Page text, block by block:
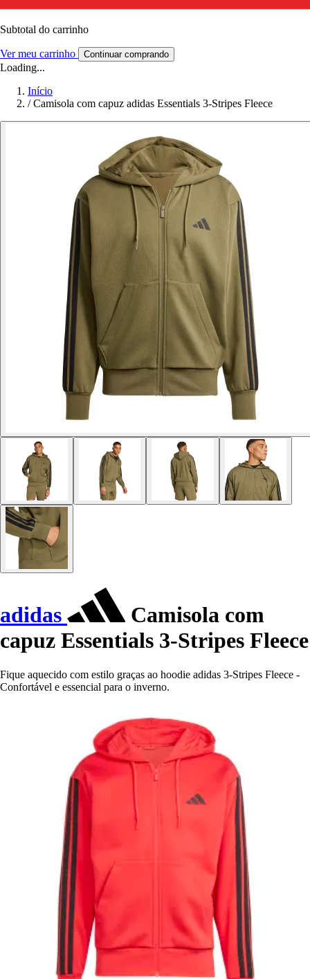
Subtotal do carrinho
Ver meu carrinho Continuar comprando
Loading...
Início
/ Camisola com capuz adidas Essentials 3-Stripes Fleece
adidas
Camisola com
capuz Essentials 3-Stripes Fleece
Fique aquecido com estilo graças ao hoodie adidas 3-Stripes Fleece -
Confortável e essencial para o inverno.